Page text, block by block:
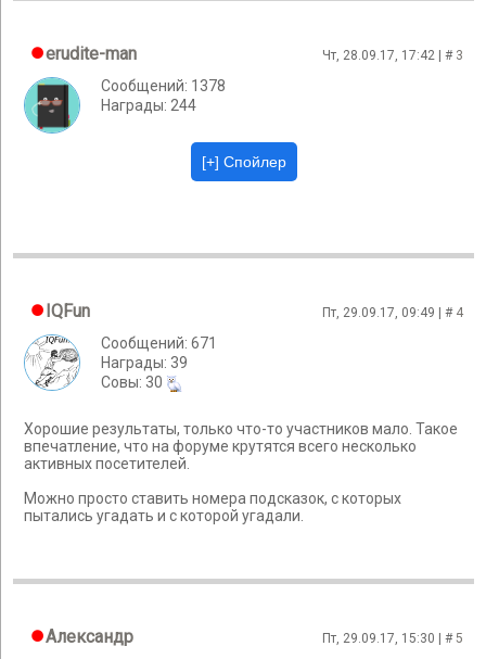
erudite-man Чт, 28.09.17, 17:42 | # 3
Сообщений: 1378
Награды: 244
IQFun Пт, 29.09.17, 09:49 | # 4
Сообщений: 671
Награды: 39
Cовы: 30
Хорошие результаты, только что-то участников мало. Такое
впечатление, что на форуме крутятся всего несколько
активных посетителей.
Можно просто ставить номера подсказок, с которых
пытались угадать и с которой угадали.
Александр Пт, 29.09.17, 15:30 | #5